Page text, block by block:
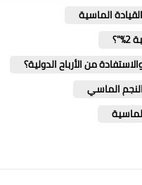
الماسية
من الأرباح الدولية؟
الماسي